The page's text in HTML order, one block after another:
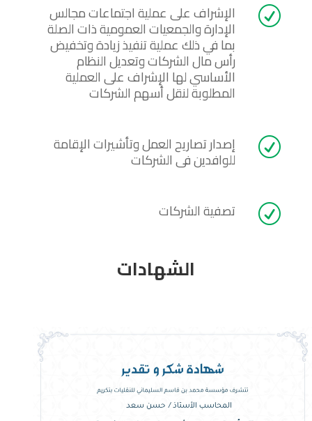
R الإشراف على عملية اجتماعات مجالس
الإدارة والجمعيات العمومية ذات الصلة
بما في ذلك عملية تنفيذ زيادة وتخفيض
رأس مال الشركات وتعديل النظام
الأساسي لها الإشراف على العملية
المطلوبة لنقل أسهم الشركات
R إصدار تصاريح العمل وتأشيرات الإقامة
للوافدين فى الشركات
R تصفية الشركات
الشهادات